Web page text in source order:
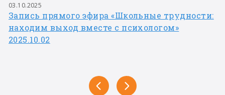
03.10.2025
Запись прямого эфира «Школьные трудности:
находим выход вместе с психологом»
2025.10.02